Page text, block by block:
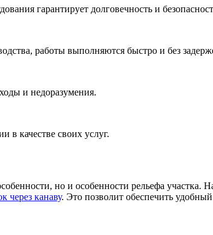
гарантирует долговечность и
работы выполняются быстро и без
и недоразумения.
в качестве своих услуг.
но и особенности рельефа
через канаву. Это позволит обеспечить